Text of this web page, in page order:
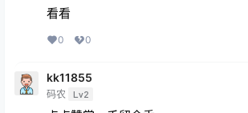
看看
0 0
kk11855
码农 Lv2